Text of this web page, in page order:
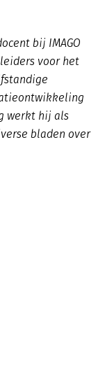
bij IMAGO
voor het
werkt hij als
bladen over